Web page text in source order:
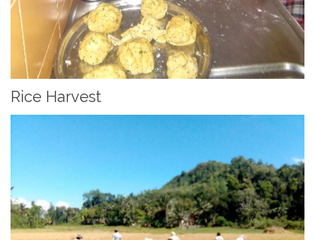
Rice Harvest